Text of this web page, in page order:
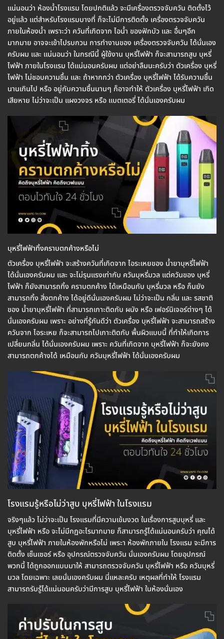
แน่นอนว่า ห้องน้ำโรงแรม โดยปกติแล้ว จะมีเครื่องตรวจจับควัน ติดตั้งไว้
อยู่แล้ว แต่สำหรับโรงแรมบางที่ ก็จะไม่มีการติดตั้ง เครื่องตรวจจับควัน
ภายในห้องน้ำ เพราะว่า ควันที่เกิดจาก ไอน้ำ ของฟักบัว และ อื่นๆอีก
มากมาย อาจจะเข้าไปรบกวน การทำงานของ เครื่องตรวจจับควัน ได้นั่นเอง
ครับผม และ แน่นอนว่า ในกรณีนี้ ผู้ใช้งาน บุหรี่ไฟฟ้า ก็จะสามารถสูบ บุหรี่
ไฟฟ้า ภายในโรงแรม ได้แน่นอนครับผม แต่อย่าลืมนะครับว่า ตัวเครื่อง บุหรี่
ไฟฟ้า ไม่ชอบความชื้น และ ถ้าหากกว่า ตัวเครื่อง บุหรี่ไฟฟ้า ได้รับความชื้น
นานเกินไป หรือ อยู่กับความชื้นนานๆ ก็อาจทำให้ ตัวเครื่อง บุหรี่ไฟฟ้า เกิด
เสียหาย ไม่ว่าจะเป็น แผงวงจร หรือ แบตเตอรี่ ได้นั่นเองครับผม
บุหรี่ไฟฟ้าทิ้งคราบตกค้างหรือไม่
ตัวเครื่อง บุหรี่ไฟฟ้า จะสร้างควันที่เกิดจาก ไอระเหยของ น้ำยาบุหรี่ไฟฟ้า
ได้นั่นเองครับผม และ จะไม่รุนแรงเท่ากับ ควันบุหรี่มวล แต่ควันของ บุหรี่
ไฟฟ้า ก็ยังสามารถทิ้ง คราบตกค้าง ได้เหมือนกับ บุหรี่มวล หรือ ก็นยัง
สามารถทิ้ง สิ่งตกค้าง ได้อยู่ดีนั่นเองครับผม ไม่ว่าจะเป็น กลิ่น และ รสชาติ
ของ น้ำยาบุหรี่ไฟฟ้า ที่สามารถเกาะติดกับ ผนัง หรือ เฟอร์นิเจอร์ต่างๆ ได้
นั่นเองครับผม เพราะ อย่างที่รู้กันดีว่า ตัวเครื่อง บุหรี่ไฟฟ้า จะสามารถสร้าง
ควันจาก ไอระเหย ก็จะสามารถไปเกาะติดกับ พื้นผิวแบบนี้ ที่ทำให้เกิดการ
เปลี่ยนกลิ่น ได้นั่นเองครับผม เพราะ ควันที่เกิดจาก บุหรี่ไฟฟ้า ก็จะยังคง
สามารถตกค้างได้ เหมือนกับ ควันบุหรี่ไฟฟ้า ได้นั่นเองครับผม
โรงแรมรู้หรือไม่ว่าสูบ บุหรี่ไฟฟ้า ในโรงแรม
จริงๆแล้ว ไม่ว่าจะเป็น โรงแรมที่มีความเข้มงวด ในเรื่องการสูบบุหรี่ และ
บุหรี่ไฟฟ้า หรือ จะไม่มีกฏอะไรมากมาย ก็สามารถรู้ได้แน่นอนครับว่า คุณได้
สูบ บุหรี่ไฟฟ้า ภายในห้องพักหรือไม่ เพระา ห้องพักภายใน โรงแรม จะมีการ
ติดตั้ง เซ็นเซอร์ หรือ อุปกรณ์ตรวจจับควัน นั่นเองครับผม โดยอุปกรณ์
พวกนี้ ได้ถูกออกแบบมาให้ สามารถตรวจจับควัน บุหรี่ไฟฟ้า หรือ ควันบุหรี่
มวล โดยเฉพาะ เลยนั่นเองครับผม นี่แหละครับ เหตุผลที่ทำให้ โรงแรม
สามารถรับรู้ได้แน่นอนครับว่ามีการสูบ บุหรี่ไฟฟ้า ในห้องนั่นเอง